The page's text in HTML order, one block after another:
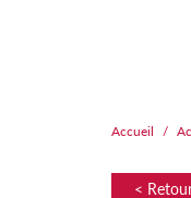
Accueil
<